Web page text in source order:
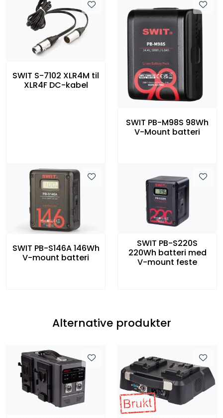
SWIT S-7102 XLR4M til
XLR4F DC-kabel
SWIT PB-M98S 98Wh
V-Mount batteri
SWIT PB-S146A 146Wh
V-mount batteri
SWIT PB-S220S
220Wh batteri med
V-mount feste
Alternative produkter